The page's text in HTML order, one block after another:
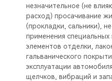
незначительное (не
расход) просачивание
(прокладки, сальники),
применения
элементов отделки,
гальванического
эксплуатации
щелчков, вибраций и